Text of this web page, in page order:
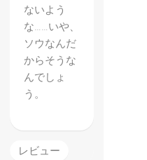
ないよう
な……いや、
ソウなんだ
からそうな
んでしょ
う。
レビュー
【世界
樹の迷
宮5】